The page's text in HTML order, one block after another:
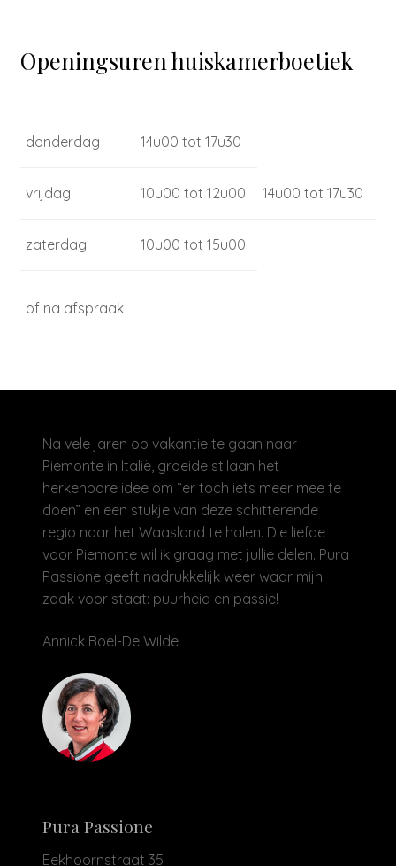
Openingsuren huiskamerboetiek
donderdag 14u00 tot 17u30
vrijdag 10u00 tot 12u00 14u00 tot 17u30
zaterdag 10u00 tot 15u00
of na afspraak
Na vele jaren op vakantie te gaan naar
Piemonte in Italië, groeide stilaan het
herkenbare idee om “er toch iets meer mee te
doen” en een stukje van deze schitterende
regio naar het Waasland te halen. Die liefde
voor Piemonte wil ik graag met jullie delen. Pura
Passione geeft nadrukkelijk weer waar mijn
zaak voor staat: puurheid en passie!
Annick Boel-De Wilde
Pura Passione
Eekhoornstraat 35